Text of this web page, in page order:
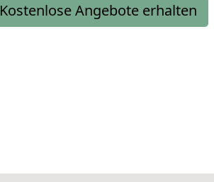
Kostenlose Angebote erhalten